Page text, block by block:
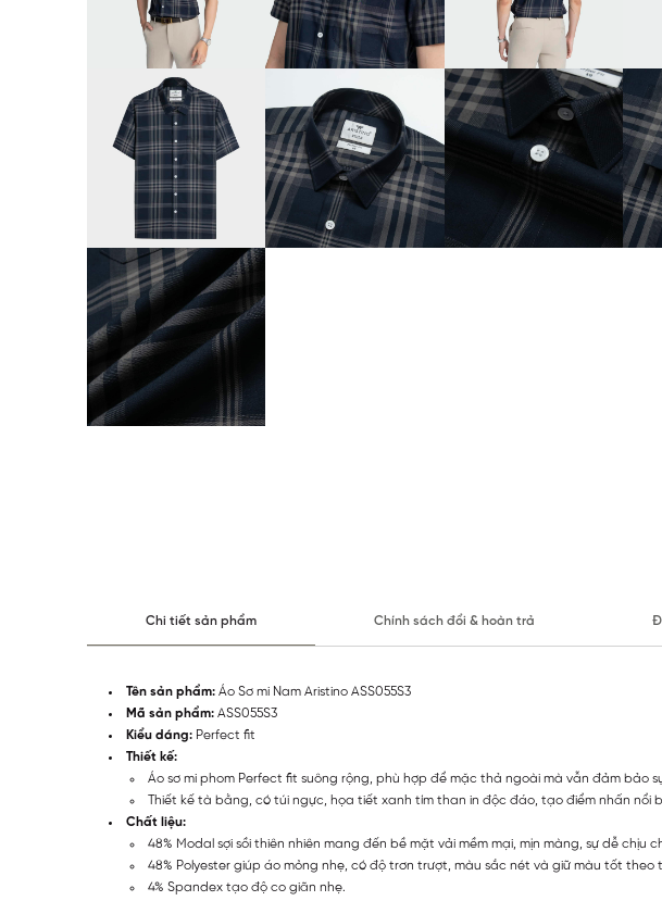
Chi tiết sản phẩm Chính sách đổi & hoàn trả
Tên sản phẩm: Áo Sơ mi Nam Aristino ASS055S3
Mã sản phẩm: ASS055S3
Kiểu dáng: Perfect fit
Thiết kế:
Áo sơ mi phom Perfect fit suông rộng, phù hợp để mặc thả ngoài mà vẫn đảm bảo
Thiết kế tà bằng, có túi ngực, họa tiết xanh tím than in độc đáo, tạo điểm nhấn nổi
Chất liệu:
48% Modal sợi sồi thiên nhiên mang đến bề mặt vải mềm mại, mịn màng, sự dễ chịu
48% Polyester giúp áo mỏng nhẹ, có độ trơn trượt, màu sắc nét và giữ màu tốt theo
4% Spandex tạo độ co giãn nhẹ.